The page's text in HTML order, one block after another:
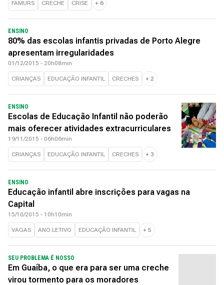
FAMURS CRECHE CRISE + 6
ENSINO
80% das escolas infantis privadas de Porto Alegre
apresentam irregularidades
01/12/2015 - 20h08min
CRIANÇAS EDUCAÇÃO INFANTIL CRECHES + 2
ENSINO
Escolas de Educação Infantil não poderão
mais oferecer atividades extracurriculares
19/11/2015 - 06h06min
CRIANÇAS EDUCAÇÃO INFANTIL CRECHES + 3
ENSINO
Educação infantil abre inscrições para vagas na
Capital
15/10/2015 - 10h10min
VAGAS ANO LETIVO EDUCAÇÃO INFANTIL + 5
SEU PROBLEMA É NOSSO
Em Guaíba, o que era para ser uma creche
virou tormento para os moradores